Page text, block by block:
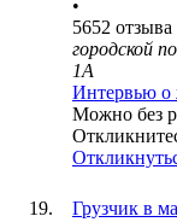
•
5652 отзыва
городской
1А
Интервью о
Можно без
Грузчик в